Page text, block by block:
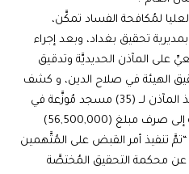
لمُكافحة الفساد تمكَّن،
تحقيق بغداد، وبعد إجراء
على المآذن الحديديَّة وتدقيق
الهيئة في صلاح الدين، و كشف
وجود مبالغةٍ كبيرةٍ في أسعار تنفيذ المآذن لــ (35) مسجد مُوزَّعة في
عموم محافظة صلاح الدين، لافتة إلى صرف مبلغ (56,500,000)
“تمَّ تنفيذ أمر القبض على المُتَّهمين
عن محكمة التحقيق المُختصَّة